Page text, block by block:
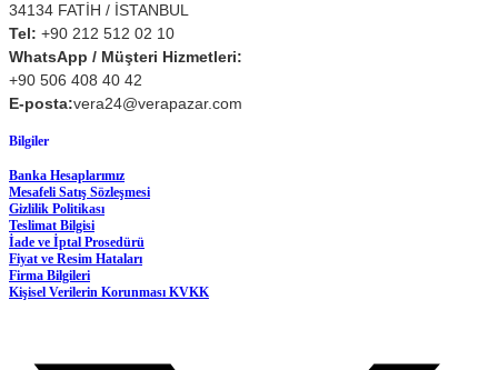
34134 FATİH / İSTANBUL
Tel: +90 212 512 02 10
WhatsApp / Müşteri Hizmetleri:
+90 506 408 40 42
E-posta:vera24@verapazar.com
Bilgiler
Banka Hesaplarımız
Mesafeli Satış Sözleşmesi
Gizlilik Politikası
Teslimat Bilgisi
İade ve İptal Prosedürü
Fiyat ve Resim Hataları
Firma Bilgileri
Kişisel Verilerin Korunması KVKK